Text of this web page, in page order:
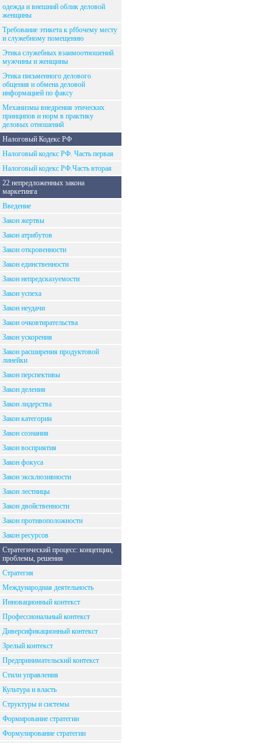
одежда и внешний облик деловой
женщины
Требование этикета к рfбочему месту
и служебному помещению
Этика служебных взаимоотношений
мужчины и женщины
Этика письменного делового
общения и обмена деловой
информацией по факсу
Механизмы внедрения этических
принципов и норм в практику
деловых отношений
Налоговый Кодекс РФ
Налоговый кодекс РФ. Часть первая
Налоговый кодекс РФ.Часть вторая
22 непредложенных закона
маркетинга
Введение
Закон жертвы
Закон атрибутов
Закон откровенности
Закон единственности
Закон непредсказуемости
Закон успеха
Закон неудачи
Закон очковтирательства
Закон ускорения
Закон расширения продуктовой
линейки
Закон перспективы
Закон деления
Закон лидерства
Закон категории
Закон сознания
Закон восприятия
Закон фокуса
Закон эксклюзивности
Закон лестницы
Закон двойственности
Закон противоположности
Закон ресурсов
Стратегический процесс: концепции,
проблемы, решения
Стратегия
Международная деятельность
Инновационный контекст
Профессиональный контекст
Диверсификационный контекст
Зрелый контекст
Предпринимательский контекст
Стили управления
Культура и власть
Структуры и системы
Формирование стратегии
Формулирование стратегии